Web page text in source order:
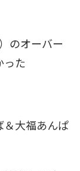
のオーバー
った
＆大福あんぱ